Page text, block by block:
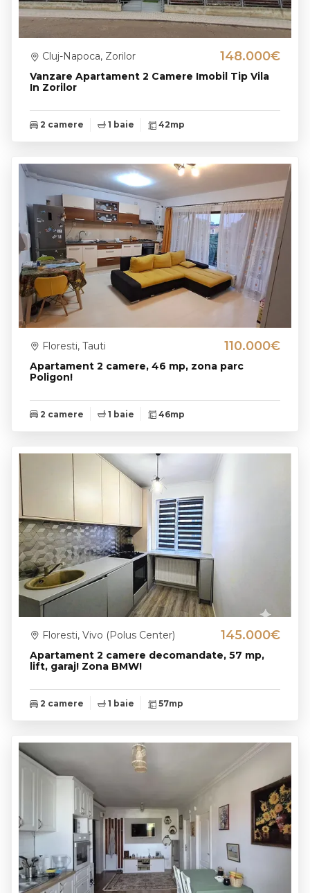
Vanzare Apartament 2 Camere Imobil Tip Vila
In Zorilor
Cluj-Napoca, Zorilor 148.000€
2 camere 1 baie 42mp
Apartament 2 camere, 46 mp, zona parc
Poligon!
Floresti, Tauti 110.000€
2 camere 1 baie 46mp
Apartament 2 camere decomandate, 57 mp,
lift, garaj! Zona BMW!
Floresti, Vivo (Polus Center) 145.000€
2 camere 1 baie 57mp